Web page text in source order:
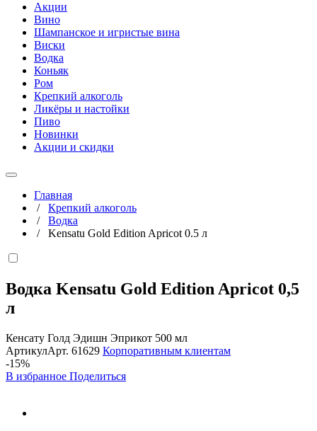
Акции
Вино
Шампанское и игристые вина
Виски
Водка
Коньяк
Ром
Крепкий алкоголь
Ликёры и настойки
Пиво
Новинки
Акции и скидки
Главная
/ Крепкий алкоголь
/ Водка
/ Kensatu Gold Edition Apricot 0.5 л
Водка Kensatu Gold Edition Apricot 0,5
л
Кенсату Голд Эдишн Эприкот 500 мл
АртикулАрт. 61629 Корпоративным клиентам
-15%
В избранное Поделиться